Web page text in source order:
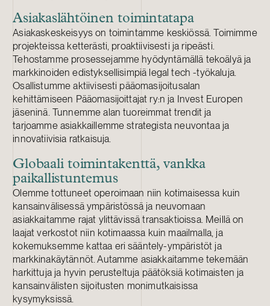
Asiakaslähtöinen toimintatapa
Asiakaskeskeisyys on toimintamme keskiössä. Toimimme
projekteissa ketterästi, proaktiivisesti ja ripeästi.
Tehostamme prosessejamme hyödyntämällä tekoälyä ja
markkinoiden edistyksellisimpiä legal tech -työkaluja.
Osallistumme aktiivisesti pääomasijoitusalan
kehittämiseen Pääomasijoittajat ry:n ja Invest Europen
jäseninä. Tunnemme alan tuoreimmat trendit ja
tarjoamme asiakkaillemme strategista neuvontaa ja
innovatiivisia ratkaisuja.
Globaali toimintakenttä, vankka
paikallistuntemus
Olemme tottuneet operoimaan niin kotimaisessa kuin
kansainvälisessä ympäristössä ja neuvomaan
asiakkaitamme rajat ylittävissä transaktioissa. Meillä on
laajat verkostot niin kotimaassa kuin maailmalla, ja
kokemuksemme kattaa eri sääntely-ympäristöt ja
markkinakäytännöt. Autamme asiakkaitamme tekemään
harkittuja ja hyvin perusteltuja päätöksiä kotimaisten ja
kansainvälisten sijoitusten monimutkaisissa
kysymyksissä.